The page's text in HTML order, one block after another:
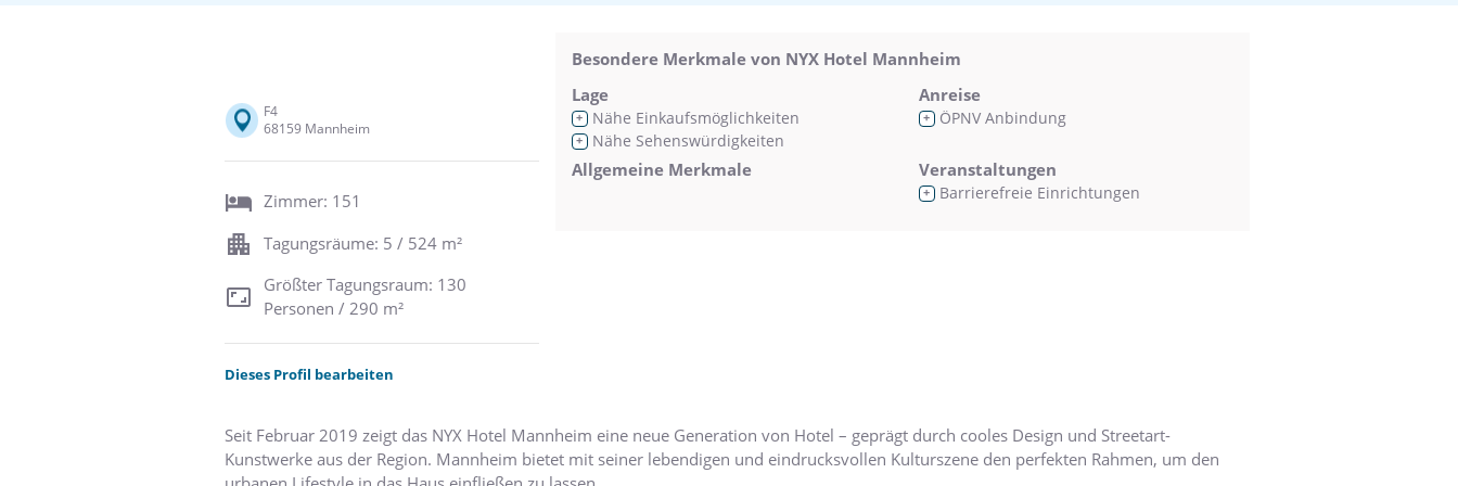
F4
68159 Mannheim
Zimmer: 151
Tagungsräume: 5 / 524 m²
Größter Tagungsraum: 130
Personen / 290 m²
Dieses Profil bearbeiten
Besondere Merkmale von NYX Hotel Mannheim
Lage
+ Nähe Einkaufsmöglichkeiten
+ Nähe Sehenswürdigkeiten
Anreise
+ ÖPNV Anbindung
Allgemeine Merkmale Veranstaltungen
+ Barrierefreie Einrichtungen
Seit Februar 2019 zeigt das NYX Hotel Mannheim eine neue Generation von Hotel – geprägt durch cooles Design und Streetart-
Kunstwerke aus der Region. Mannheim bietet mit seiner lebendigen und eindrucksvollen Kulturszene den perfekten Rahmen, um den